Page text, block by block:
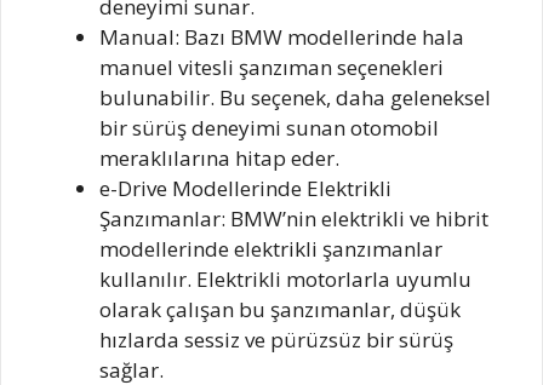
deneyimi sunar.
Manual: Bazı BMW modellerinde hala
manuel vitesli şanzıman seçenekleri
bulunabilir. Bu seçenek, daha geleneksel
bir sürüş deneyimi sunan otomobil
meraklılarına hitap eder.
e-Drive Modellerinde Elektrikli
Şanzımanlar: BMW’nin elektrikli ve hibrit
modellerinde elektrikli şanzımanlar
kullanılır. Elektrikli motorlarla uyumlu
olarak çalışan bu şanzımanlar, düşük
hızlarda sessiz ve pürüzsüz bir sürüş
sağlar.